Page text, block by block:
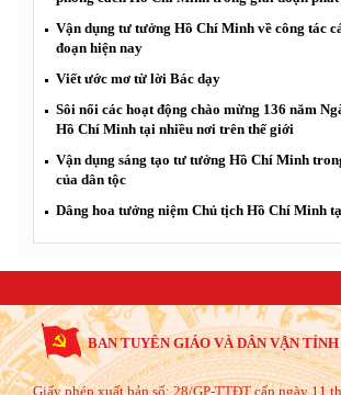
Vận dụng tư tưởng Hồ Chí Minh về công tác
đoạn hiện nay
Viết ước mơ từ lời Bác dạy
Sôi nổi các hoạt động chào mừng 136 năm
Hồ Chí Minh tại nhiều nơi trên thế giới
Vận dụng sáng tạo tư tưởng Hồ Chí Minh
của dân tộc
Dâng hoa tưởng niệm Chủ tịch Hồ Chí Minh
BAN TUYÊN GIÁO VÀ DÂN VẬN
Giấy phép xuất bản số: 28/GP-TTĐT cấp ngày 11